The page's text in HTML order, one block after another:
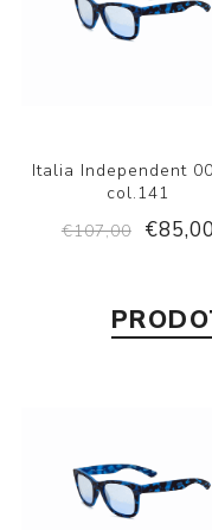
Italia Independent
col.141
€107,00
€85,00